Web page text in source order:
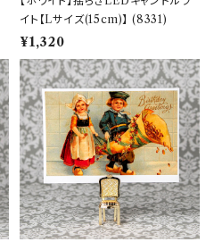
イト【Lサイズ(15cm)】 (8331)
¥1,320